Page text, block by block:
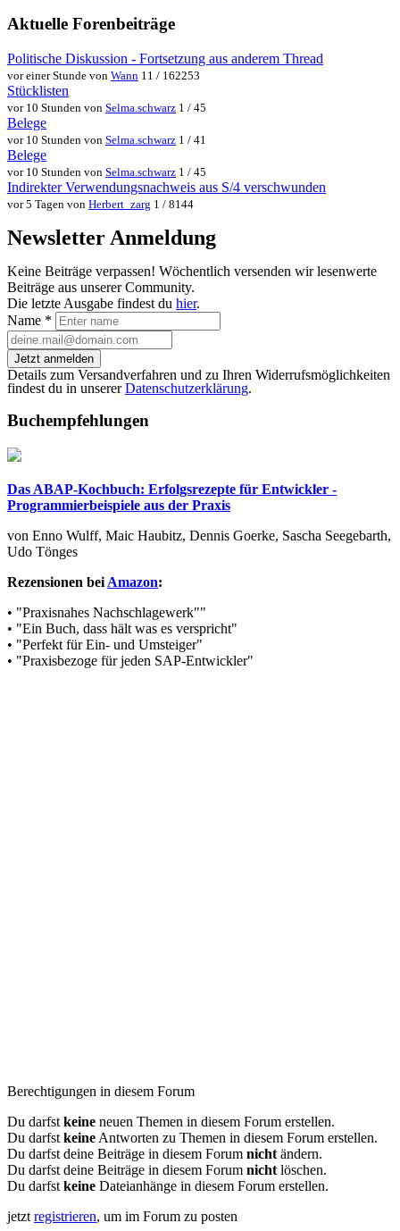
Aktuelle Forenbeiträge
Politische Diskussion - Fortsetzung aus anderem Thread
vor einer Stunde von Wann 11 / 162253
Stücklisten
vor 10 Stunden von Selma.schwarz 1 / 45
Belege
vor 10 Stunden von Selma.schwarz 1 / 41
Belege
vor 10 Stunden von Selma.schwarz 1 / 45
Indirekter Verwendungsnachweis aus S/4 verschwunden
vor 5 Tagen von Herbert_zarg 1 / 8144
Newsletter Anmeldung
Keine Beiträge verpassen! Wöchentlich versenden wir lesenwerte
Beiträge aus unserer Community.
Die letzte Ausgabe findest du hier.
Name *
Jetzt anmelden
Details zum Versandverfahren und zu Ihren Widerrufsmöglichkeiten
findest du in unsererDatenschutzerklärung.
Buchempfehlungen
Das ABAP-Kochbuch: Erfolgsrezepte für Entwickler -
Programmierbeispiele aus der Praxis
von Enno Wulff, Maic Haubitz, Dennis Goerke, Sascha Seegebarth,
Udo Tönges
Rezensionen bei Amazon:
• "Praxisnahes Nachschlagewerk""
• "Ein Buch, dass hält was es verspricht"
• "Perfekt für Ein- und Umsteiger"
• "Praxisbezoge für jeden SAP-Entwickler"
Berechtigungen in diesem Forum
Du darfst keine neuen Themen in diesem Forum erstellen.
Du darfst keine Antworten zu Themen in diesem Forum erstellen.
Du darfst deine Beiträge in diesem Forum nicht ändern.
Du darfst deine Beiträge in diesem Forum nicht löschen.
Du darfst keine Dateianhänge in diesem Forum erstellen.
jetzt registrieren, um im Forum zu posten